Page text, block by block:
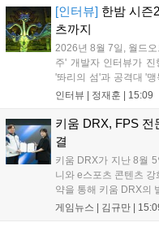
김영만 회장은 10년
성과와 가치를 널리 알
고 밝혔습니다....
[인터뷰] 한밤 시즌
츠까지
2026년 8월 7일, 월드
주' 개발자 인터뷰가
'똬리의 섬'과 공격대 '
'소굴'을 포함합니다. 개
를 표했습니다....
인터뷰 | 정재훈 15:09
키움 DRX, FPS
결
키움 DRX가 지난 8월
니와 e스포츠 콘텐츠
약을 통해 키움 DRX의
이터 네트워크를 결합
게임뉴스 | 김규만